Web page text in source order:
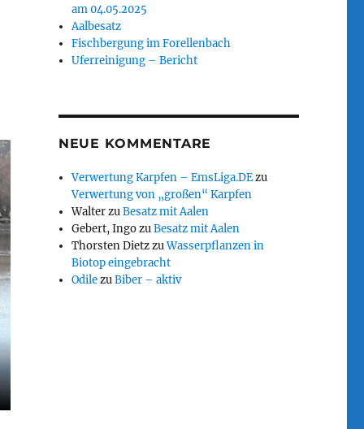
am 04.05.2025
Aalbesatz
Fischbergung im Forellenbach
Uferreinigung – Bericht
NEUE KOMMENTARE
Verwertung Karpfen – EmsLiga.DEzu
Verwertung von „großen“ Karpfen
WalterzuBesatz mit Aalen
Gebert, IngozuBesatz mit Aalen
Thorsten DietzzuWasserpflanzen in
Biotop eingebracht
OdilezuBiber – aktiv